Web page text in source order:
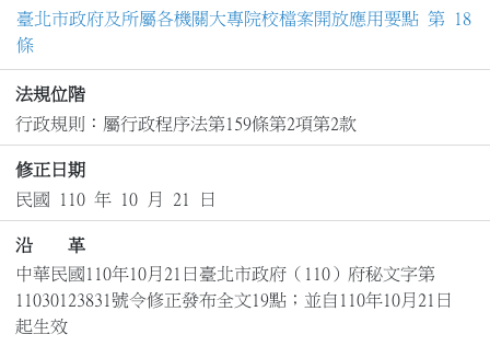
臺北市政府及所屬各機關大專院校檔案開放應用要點 第 18
條
法規位階
行政規則：屬行政程序法第159條第2項第2款
修正日期
民國 110 年 10 月 21 日
沿 革
中華民國110年10月21日臺北市政府（110）府秘文字第
11030123831號令修正發布全文19點；並自110年10月21日
起生效